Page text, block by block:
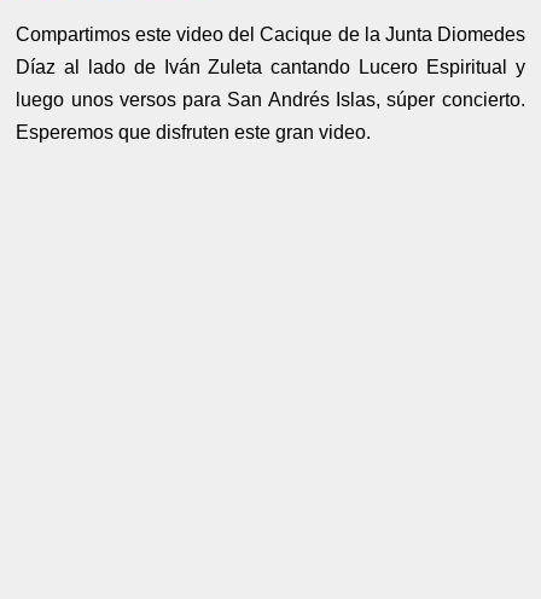
Compartimos este video del Cacique de la Junta Diomedes
Díaz al lado de Iván Zuleta cantando Lucero Espiritual y
luego unos versos para San Andrés Islas, súper concierto.
Esperemos que disfruten este gran video.